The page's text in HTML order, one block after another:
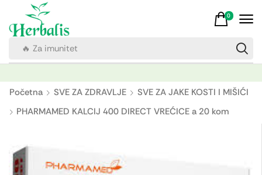
🔥 Za imunitet
0
Početna SVE ZA ZDRAVLJE
SVE ZA JAKE KOSTI I MIŠIĆI
PHARMAMED KALCIJ 400 DIRECT VREĆICE a 20 kom